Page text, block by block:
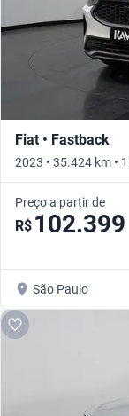
Fiat • Fastback
2023 • 35.424 km •
Preço a partir de
R$ 102.399
São Paulo